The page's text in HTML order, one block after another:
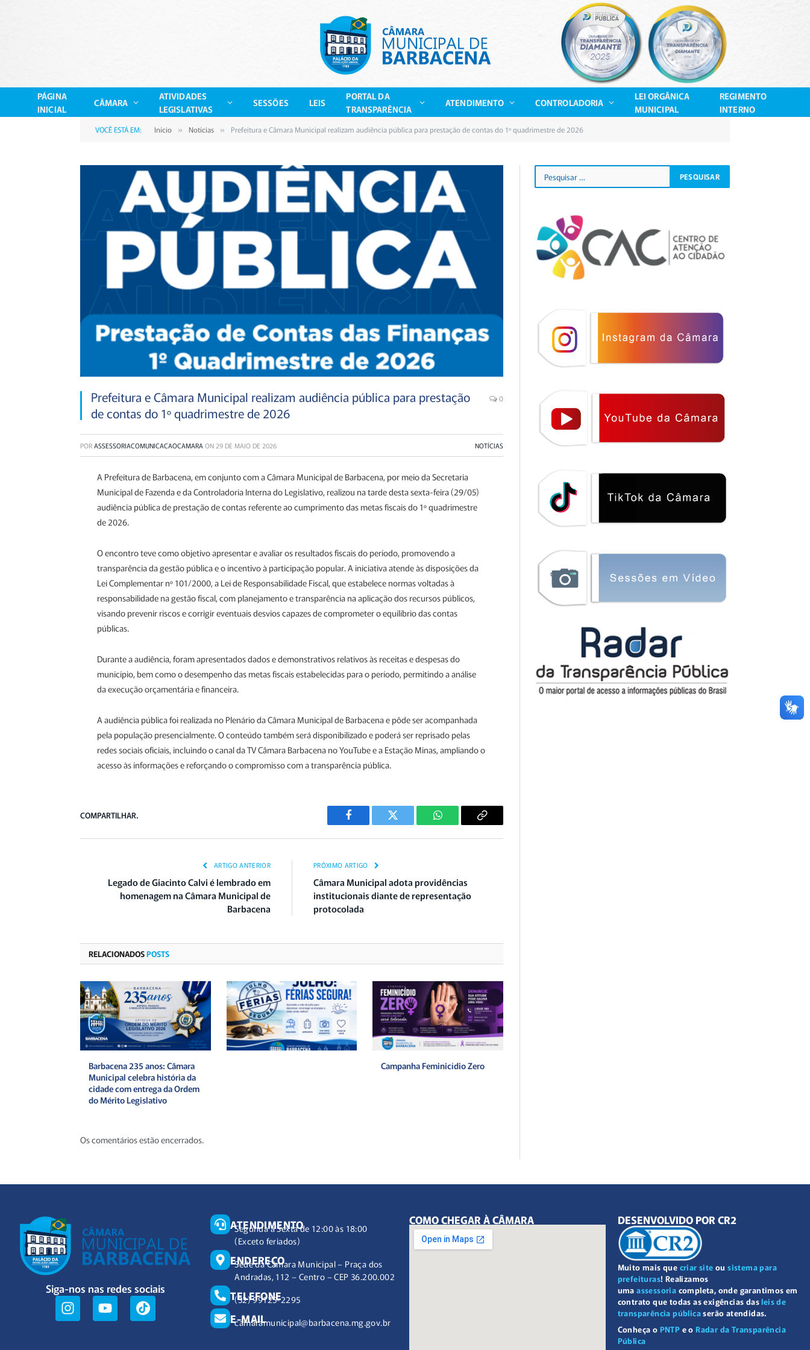
PÁGINA
INICIAL
CÂMARA
ATIVIDADES
LEGISLATIVAS
SESSÕES LEIS
PORTAL DA
TRANSPARÊNCIA
ATENDIMENTO CONTROLADORIA
LEI ORGÂNICA
MUNICIPAL
REGIMENTO
INTERNO
VOCÊ ESTÁ EM: Início » Notícias » Prefeitura e Câmara Municipal realizam audiência pública para prestação de contas do 1º quadrimestre de 2026
Prefeitura e Câmara Municipal realizam audiência pública para prestação
de contas do 1º quadrimestre de 2026
0
PORASSESSORIACOMUNICACAOCAMARAON 29 DE MAIO DE 2026 NOTÍCIAS
A Prefeitura de Barbacena, em conjunto com aCâmara Municipal de Barbacena, por meio da Secretaria
Municipal de Fazenda e da Controladoria Interna do Legislativo, realizou na tarde desta sexta-feira (29/05)
audiência pública de prestação de contas referente ao cumprimento das metas fiscais do 1º quadrimestre
de 2026.
O encontro teve como objetivo apresentar e avaliar os resultados fiscais do período, promovendo a
transparência da gestão pública e o incentivo à participação popular. A iniciativa atende às disposições da
Lei Complementar nº 101/2000, a Lei de Responsabilidade Fiscal, que estabelece normas voltadas à
responsabilidade na gestão fiscal, com planejamento e transparência na aplicação dos recursos públicos,
visando prevenir riscos e corrigir eventuais desvios capazes de comprometer o equilíbrio das contas
públicas.
Durante a audiência, foram apresentados dados e demonstrativos relativos às receitas e despesas do
município, bem como o desempenho das metas fiscais estabelecidas para o período, permitindo a análise
da execução orçamentária e financeira.
A audiência pública foi realizada no Plenário da Câmara Municipal de Barbacena e pôde ser acompanhada
pela população presencialmente. O conteúdo também será disponibilizado e poderá ser reprisado pelas
redes sociais oficiais, incluindo o canal da TV Câmara Barbacena no YouTube e a Estação Minas, ampliando o
acesso às informações e reforçando o compromisso com a transparência pública.
COMPARTILHAR.
Facebook Twitter WhatsAppCopiar
ARTIGO ANTERIOR
Legado de Giacinto Calvi é lembrado em
homenagem na Câmara Municipal de
Barbacena
PRÓXIMO ARTIGO
Câmara Municipal adota providências
institucionais diante de representação
protocolada
RELACIONADOSPOSTS
Barbacena 235 anos: Câmara
Municipal celebra história da
cidade com entrega da Ordem
do Mérito Legislativo
Campanha Feminicídio Zero
Os comentários estão encerrados.
Siga-nos nas redes sociais
ATENDIMENTO
Segunda à Sexta de 12:00 às 18:00
(Exceto feriados)
ENDEREÇO
Sede da Câmara Municipal – Praça dos
Andradas, 112 – Centro – CEP 36.200.002
TELEFONE
(32) 99125-2295
E-MAIL
camaramunicipal@barbacena.mg.gov.br
COMO CHEGAR À CÂMARA
Muito mais que criar site ousistema para
prefeituras! Realizamos
umaassessoria completa, onde garantimos em
contrato que todas as exigências dasleis de
transparência públicaserão atendidas.
Conheça o PNTP e oRadar da Transparência
Pública
DESENVOLVIDO POR CR2